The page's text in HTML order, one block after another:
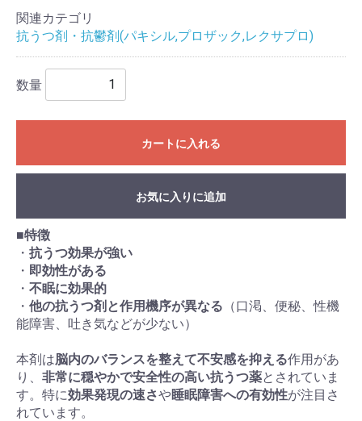
関連カテゴリ
抗うつ剤・抗鬱剤(パキシル,プロザック,レクサプロ)
数量
カートに入れる
お気に入りに追加
■特徴
・ 抗うつ効果が強い
・ 即効性がある
・ 不眠に効果的
・ 他の抗うつ剤と作用機序が異なる （口渇、便秘、性機
能障害、吐き気などが少ない）
本剤は脳内のバランスを整えて不安感を抑える作用があ
り、 非常に穏やかで安全性の高い抗うつ薬とされていま
す。特に効果発現の速さや睡眠障害への有効性が注目さ
れています。